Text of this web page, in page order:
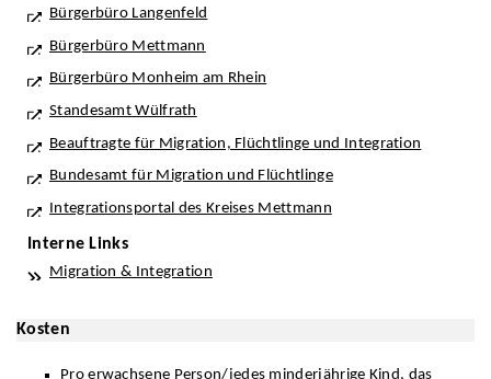
Bürgerbüro Langenfeld
Bürgerbüro Mettmann
Bürgerbüro Monheim am Rhein
Standesamt Wülfrath
Beauftragte für Migration, Flüchtlinge und Integration
Bundesamt für Migration und Flüchtlinge
Integrationsportal des Kreises Mettmann
Interne Links
Migration & Integration
Kosten
Pro erwachsene Person/jedes minderjährige Kind, das